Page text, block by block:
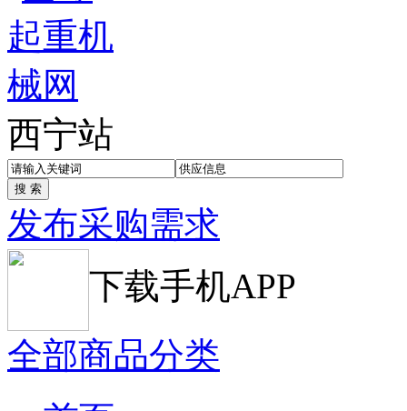
西宁站
发布采购需求
下载手机APP
全部商品分类